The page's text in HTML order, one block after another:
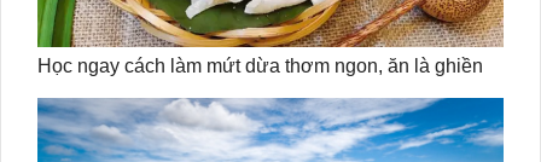
Học ngay cách làm mứt dừa thơm ngon, ăn là ghiền